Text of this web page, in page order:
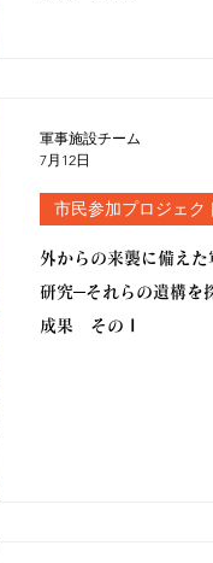
外からの来襲に備えた
研究─それらの遺構
成果 そのⅠ
市民参加プロジェク
軍事施設チーム
7月12日